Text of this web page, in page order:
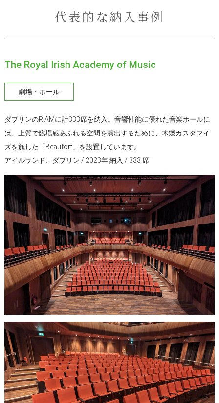
代表的な納入事例
The Royal Irish Academy of Music
劇場・ホール
ダブリンのRIAMに計333席を納入。音響性能に優れた音楽ホールに
は、上質で臨場感あふれる空間を演出するために、木製カスタマイ
ズを施した「Beaufort」を設置しています。
アイルランド、ダブリン / 2023年 納入 / 333 席